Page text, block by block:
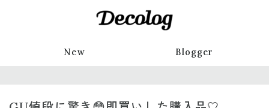
New Blogger